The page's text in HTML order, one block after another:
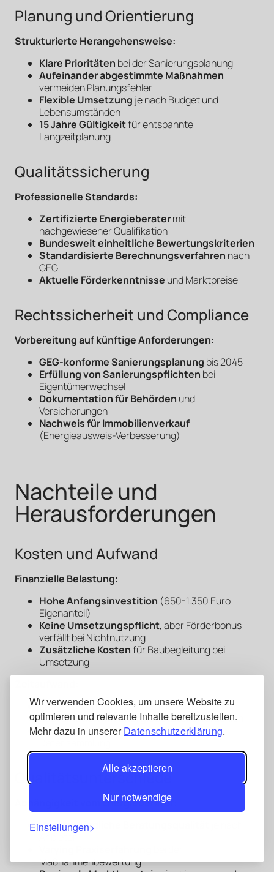
Wir verwenden Cookies, um unsere Website zu
optimieren und relevante Inhalte bereitzustellen.
Mehr dazu in unsererDatenschutzerklärung.
Alle akzeptieren
Nur notwendige
Einstellungen
Planung und Orientierung
Strukturierte Herangehensweise:
Klare Prioritäten bei der Sanierungsplanung
Aufeinander abgestimmte Maßnahmen
vermeiden Planungsfehler
Flexible Umsetzung je nach Budget und
Lebensumständen
15 Jahre Gültigkeitfür entspannte
Langzeitplanung
Qualitätssicherung
Professionelle Standards:
Zertifizierte Energieberatermit
nachgewiesener Qualifikation
Bundesweit einheitliche Bewertungskriterien
Standardisierte Berechnungsverfahren nach
GEG
Aktuelle Förderkenntnisse und Marktpreise
Rechtssicherheit und Compliance
Vorbereitung auf künftige Anforderungen:
GEG-konforme Sanierungsplanung bis 2045
Erfüllung von Sanierungspflichten bei
Eigentümerwechsel
Dokumentation für Behörden und
Versicherungen
Nachweis für Immobilienverkauf
(Energieausweis-Verbesserung)
Nachteile und
Herausforderungen
Kosten und Aufwand
Finanzielle Belastung:
Hohe Anfangsinvestition (650-1.350 Euro
Eigenanteil)
Keine Umsetzungspflicht, aber Förderbonus
verfällt bei Nichtnutzung
Zusätzliche Kostenfür Baubegleitung bei
Umsetzung
Längere Vorlaufzeitvor Sanierungsbeginn
Koordination mit Energieberatererforderlich
Umfangreiche Dokumentationund
Qualitätsunterschiede
Abhängigkeit vom Energieberater:
Unterschiedliche Beratungsqualität
Anbieter
Maßnahmenbewertung